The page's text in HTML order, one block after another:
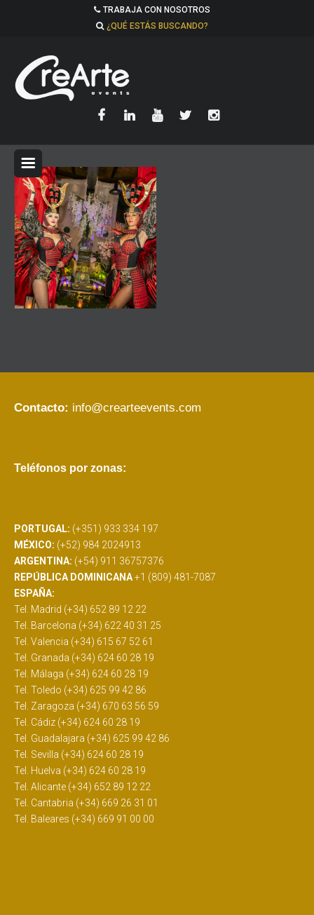
TRABAJA CON NOSOTROS
¿QUÉ ESTÁS BUSCANDO?
Contacto: info@crearteevents.com
Teléfonos por zonas:
PORTUGAL: (+351) 933 334 197
MÉXICO: (+52) 984 2024913
ARGENTINA: (+54) 911 36757376
REPÚBLICA DOMINICANA+1 (809) 481-7087
ESPAÑA:
Tel. Madrid (+34) 652 89 12 22
Tel. Barcelona (+34) 622 40 31 25
Tel. Valencia (+34) 615 67 52 61
Tel. Granada (+34) 624 60 28 19
Tel. Málaga (+34) 624 60 28 19
Tel. Toledo (+34) 625 99 42 86
Tel. Zaragoza (+34) 670 63 56 59
Tel. Cádiz (+34) 624 60 28 19
Tel. Guadalajara (+34) 625 99 42 86
Tel. Sevilla (+34) 624 60 28 19
Tel. Huelva (+34) 624 60 28 19
Tel. Alicante (+34) 652 89 12 22
Tel. Cantabria (+34) 669 26 31 01
Tel. Baleares (+34) 669 91 00 00